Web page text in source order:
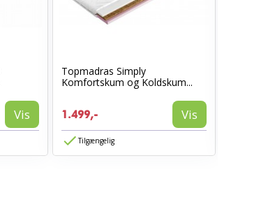
Vis
Topmadras Simply
Komfortskum og Koldskum...
1.499,- Vis
Tilgængelig